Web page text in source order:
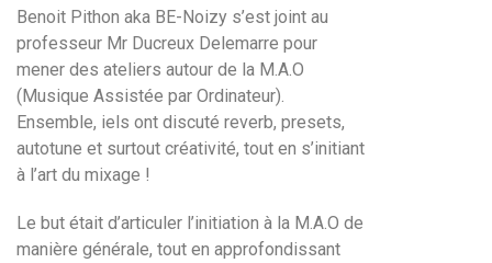
Benoit Pithon aka BE-Noizy s’est joint au
professeur Mr Ducreux Delemarre pour
mener des ateliers autour de la M.A.O
(Musique Assistée par Ordinateur).
Ensemble, iels ont discuté reverb, presets,
autotune et surtout créativité, tout en s’initiant
à l’art du mixage !
Le but était d’articuler l’initiation à la M.A.O de
manière générale, tout en approfondissant